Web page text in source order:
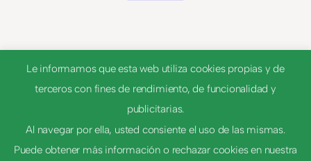
Le informamos que esta web utiliza cookies propias y de
terceros con fines de rendimiento, de funcionalidad y
publicitarias.
Al navegar por ella, usted consiente el uso de las mismas.
Puede obtener más información o rechazar cookies en nuestra